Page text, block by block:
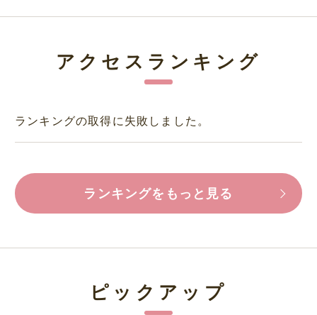
アクセスランキング
ランキングの取得に失敗しました。
ランキングをもっと見る
ピックアップ